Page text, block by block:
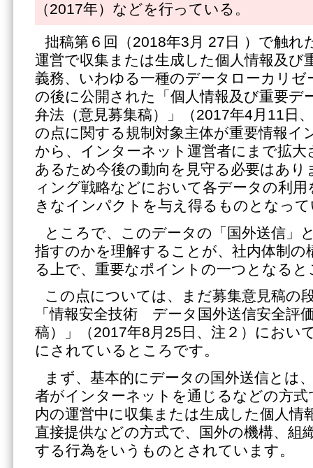
（2017年）などを行っている。
拙稿第６回（2018年3月 27日 ）で触れ
運営で収集または生成した個人情報及び
義務、いわゆる一種のデータローカリゼ
の後に公開された「個人情報及び重要デ
弁法（意見募集稿）」（2017年4月11日
の点に関する規制対象主体が重要情報イ
から、インターネット運営者にまで拡大
あるため今後の動向を見守る必要はあり
ィング戦略などにおいて各データの利
きなインパクトを与え得るものとなっ
ところで、このデータの「国外送信」
指すのかを理解することが、社内体制の
る上で、重要なポイントの一つとなる
この点については、まだ募集意見稿の
「情報安全技術 データ国外送信安全評
稿）」（2017年8月25日、注２）におい
にされているところです。
まず、基本的にデータの国外送信とは
者がインターネットを通じるなどの方式
内の運営中に収集または生成した個人情
直接提供などの方式で、国外の機構、組
する行為をいうものとされています。